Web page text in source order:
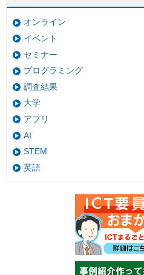
オンライン
イベント
セミナー
プログラミング
調査結果
大学
アプリ
AI
STEM
英語